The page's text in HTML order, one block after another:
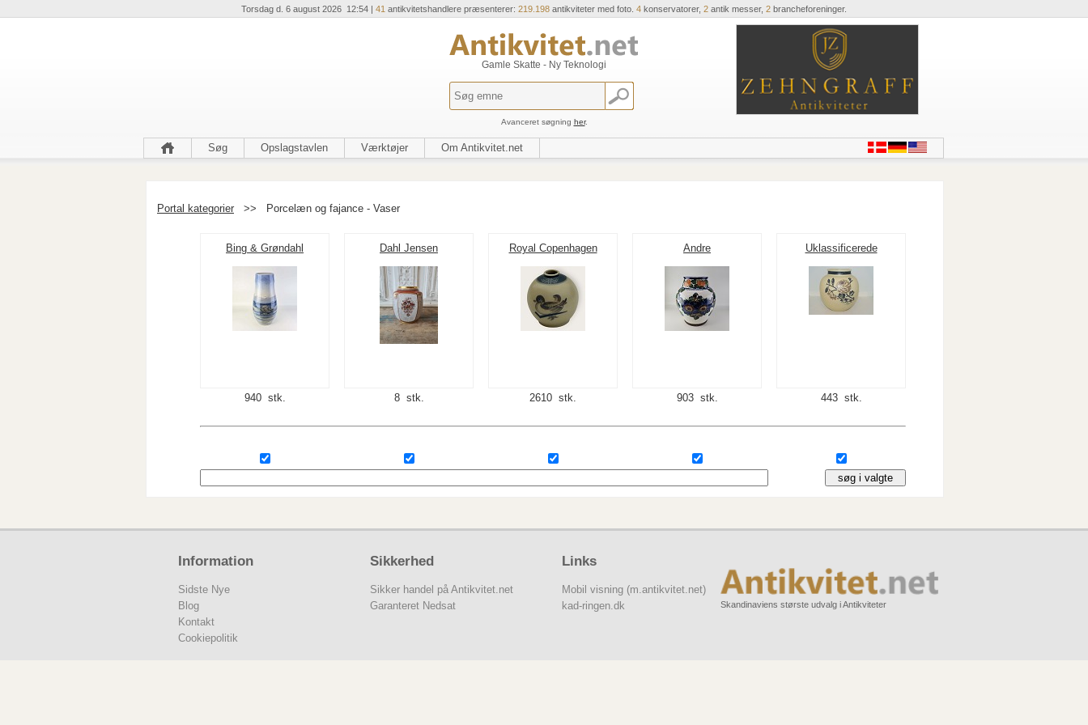
Torsdag d. 6 august 2026 12:54 | 41 antikvitetshandlere præsenterer: 219.198 antikviteter med foto. 4 konservatorer, 2 antik messer, 2 brancheforeninger.
Gamle Skatte - Ny Teknologi
Avanceret søgning her.
Søg Opslagstavlen Værktøjer Om Antikvitet.net
Portal kategorier >> Porcelæn og fajance - Vaser
Bing & Grøndahl Dahl Jensen Royal Copenhagen Andre Uklassificerede
940 stk. 8 stk. 2610 stk. 903 stk. 443 stk.
Information
Sidste Nye
Blog
Kontakt
Cookiepolitik
Sikkerhed
Sikker handel på Antikvitet.net
Garanteret Nedsat
Links
Mobil visning (m.antikvitet.net)
kad-ringen.dk
Skandinaviens største udvalg i Antikviteter